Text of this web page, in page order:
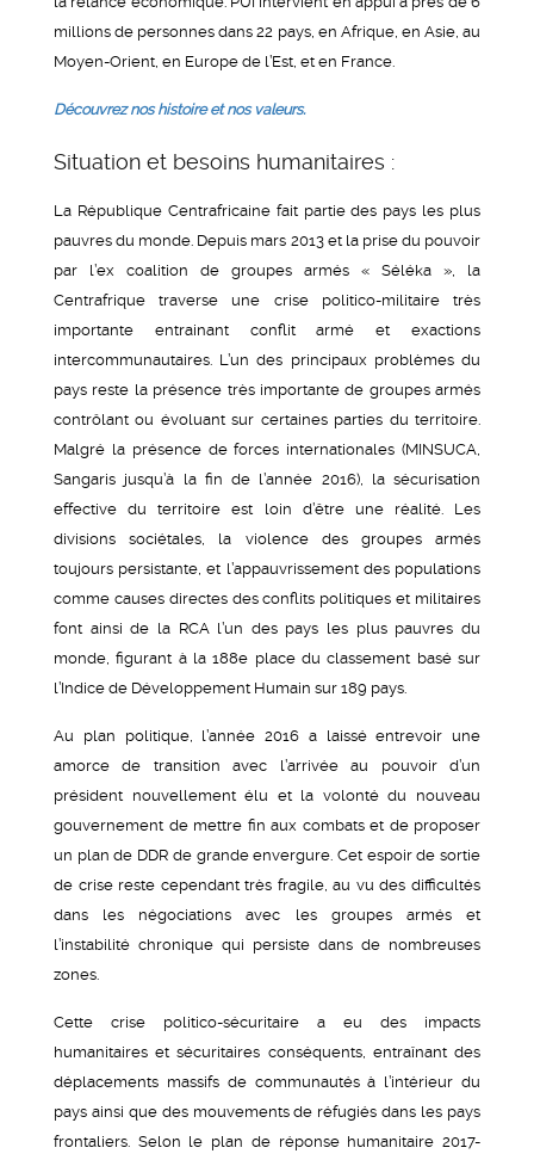
millions de personnes dans 22 pays, en Afrique, en Asie, au
Moyen-Orient, en Europe de l’Est, et en France.
Découvrez nos histoire et nos valeurs.
Situation et besoins humanitaires :
La République Centrafricaine fait partie des pays les plus
pauvres du monde. Depuis mars 2013 et la prise du pouvoir
par l’ex coalition de groupes armés « Séléka », la
Centrafrique traverse une crise politico-militaire très
importante entrainant conflit armé et exactions
intercommunautaires. L’un des principaux problèmes du
pays reste la présence très importante de groupes armés
contrôlant ou évoluant sur certaines parties du territoire.
Malgré la présence de forces internationales (MINSUCA,
Sangaris jusqu’à la fin de l’année 2016), la sécurisation
effective du territoire est loin d’être une réalité. Les
divisions sociétales, la violence des groupes armés
toujours persistante, et l’appauvrissement des populations
comme causes directes des conflits politiques et militaires
font ainsi de la RCA l’un des pays les plus pauvres du
monde, figurant à la 188e place du classement basé sur
l’Indice de Développement Humain sur 189 pays.
Au plan politique, l’année 2016 a laissé entrevoir une
amorce de transition avec l’arrivée au pouvoir d’un
président nouvellement élu et la volonté du nouveau
gouvernement de mettre fin aux combats et de proposer
un plan de DDR de grande envergure. Cet espoir de sortie
de crise reste cependant très fragile, au vu des difficultés
dans les négociations avec les groupes armés et
l’instabilité chronique qui persiste dans de nombreuses
zones.
Cette crise politico-sécuritaire a eu des impacts
humanitaires et sécuritaires conséquents, entraînant des
déplacements massifs de communautés à l’intérieur du
pays ainsi que des mouvements de réfugiés dans les pays
frontaliers. Selon le plan de réponse humanitaire 2017-